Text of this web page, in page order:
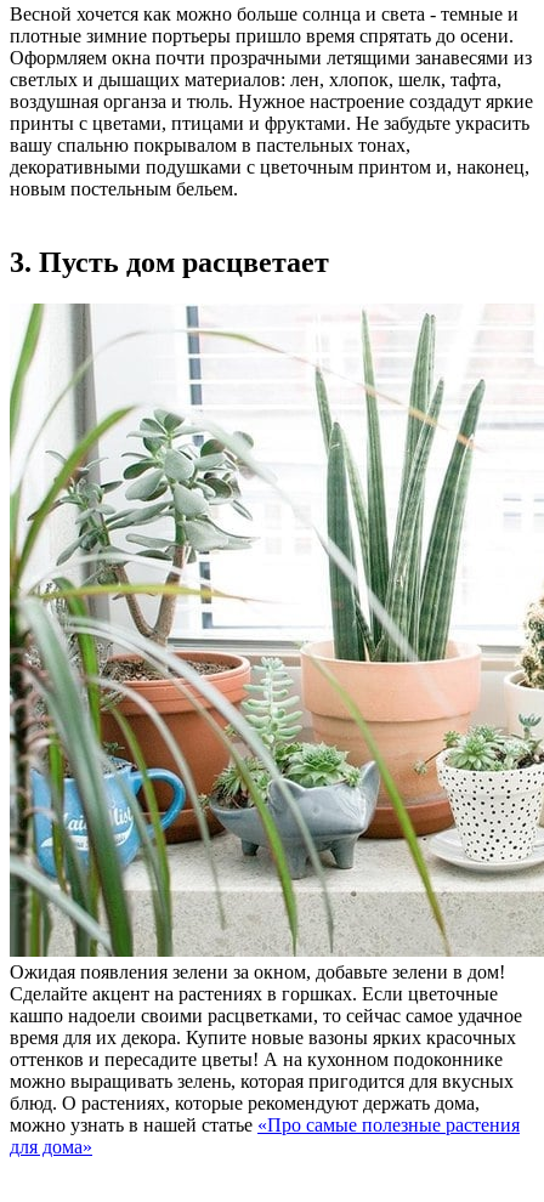
Весной хочется как можно больше солнца и света - темные и
плотные зимние портьеры пришло время спрятать до осени.
Оформляем окна почти прозрачными летящими занавесями из
светлых и дышащих материалов: лен, хлопок, шелк, тафта,
воздушная органза и тюль. Нужное настроение создадут яркие
принты с цветами, птицами и фруктами. Не забудьте украсить
вашу спальню покрывалом в пастельных тонах,
декоративными подушками с цветочным принтом и, наконец,
новым постельным бельем.
3. Пусть дом расцветает
Ожидая появления зелени за окном, добавьте зелени в дом!
Сделайте акцент на растениях в горшках. Если цветочные
кашпо надоели своими расцветками, то сейчас самое удачное
время для их декора. Купите новые вазоны ярких красочных
оттенков и пересадите цветы! А на кухонном подоконнике
можно выращивать зелень, которая пригодится для вкусных
блюд. О растениях, которые рекомендуют держать дома,
можно узнать в нашей статье «Про самые полезные растения
для дома»